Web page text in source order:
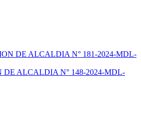
DE ALCALDIA N° 181-2024-MDL-
DE ALCALDIA N° 148-2024-MDL-